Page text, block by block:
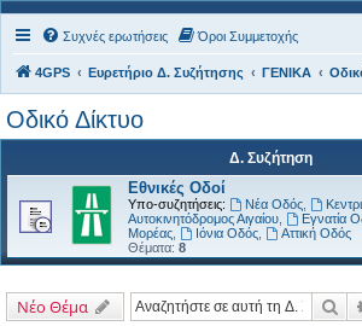
Συχνές ερωτήσεις Όροι Συμμετοχής
4GPS Ευρετήριο Δ. Συζήτησης ΓΕΝΙΚΑ
Οδικό Δίκτυο
Δ. Συζήτηση
Εθνικές Οδοί
Υπο-συζητήσεις: Νέα Οδός,
Αυτοκινητόδρομος Αιγαίου
Εγνατία
Μορέας
Ιόνια Οδός,
Αττική Οδός
Θέματα: 8
Νέο Θέμα